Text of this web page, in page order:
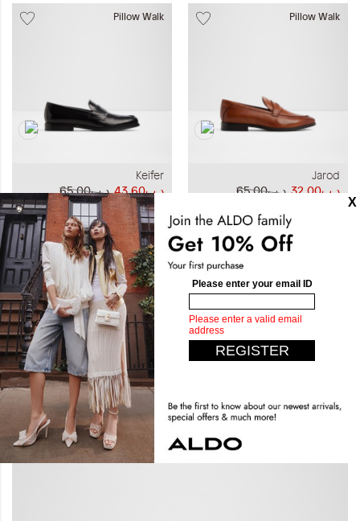
Pillow Walk
Jarod
د.ب65.00
د.ب32.00
Pillow Walk
Keifer
د.ب65.00
د.ب43.60
د.ب50.00
وصل حديثاً
Khal
د.ب50.00